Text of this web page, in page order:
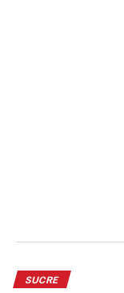
SUCRE